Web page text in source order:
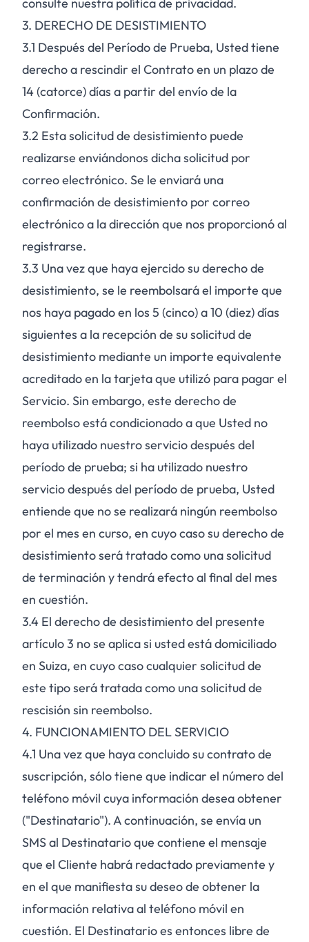
consulte nuestra política de privacidad.
3. DERECHO DE DESISTIMIENTO
3.1 Después del Período de Prueba, Usted tiene
derecho a rescindir el Contrato en un plazo de
14 (catorce) días a partir del envío de la
Confirmación.
3.2 Esta solicitud de desistimiento puede
realizarse enviándonos dicha solicitud por
correo electrónico. Se le enviará una
confirmación de desistimiento por correo
electrónico a la dirección que nos proporcionó al
registrarse.
3.3 Una vez que haya ejercido su derecho de
desistimiento, se le reembolsará el importe que
nos haya pagado en los 5 (cinco) a 10 (diez) días
siguientes a la recepción de su solicitud de
desistimiento mediante un importe equivalente
acreditado en la tarjeta que utilizó para pagar el
Servicio. Sin embargo, este derecho de
reembolso está condicionado a que Usted no
haya utilizado nuestro servicio después del
período de prueba; si ha utilizado nuestro
servicio después del período de prueba, Usted
entiende que no se realizará ningún reembolso
por el mes en curso, en cuyo caso su derecho de
desistimiento será tratado como una solicitud
de terminación y tendrá efecto al final del mes
en cuestión.
3.4 El derecho de desistimiento del presente
artículo 3 no se aplica si usted está domiciliado
en Suiza, en cuyo caso cualquier solicitud de
este tipo será tratada como una solicitud de
rescisión sin reembolso.
4. FUNCIONAMIENTO DEL SERVICIO
4.1 Una vez que haya concluido su contrato de
suscripción, sólo tiene que indicar el número del
teléfono móvil cuya información desea obtener
("Destinatario"). A continuación, se envía un
SMS al Destinatario que contiene el mensaje
que el Cliente habrá redactado previamente y
en el que manifiesta su deseo de obtener la
información relativa al teléfono móvil en
cuestión. El Destinatario es entonces libre de